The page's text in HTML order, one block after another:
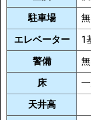
駐車場
無
エレベーター
1
警備
無
床
天井高